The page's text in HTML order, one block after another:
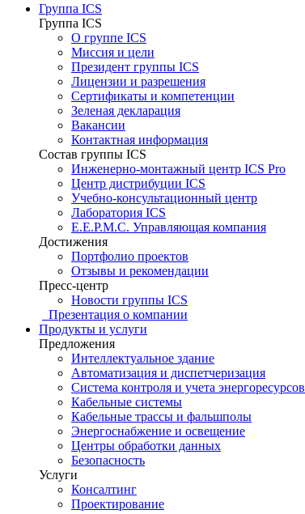
Группа ICS
Группа ICS
О группе ICS
Миссия и цели
Президент группы ICS
Лицензии и разрешения
Сертификаты и компетенции
Зеленая декларация
Вакансии
Контактная информация
Состав группы ICS
Инженерно-монтажный центр ICS Pro
Центр дистрибуции ICS
Учебно-консультационный центр
Лаборатория ICS
E.E.P.M.C. Управляющая компания
Достижения
Портфолио проектов
Отзывы и рекомендации
Пресс-центр
Новости группы ICS
Презентация о компании
Продукты и услуги
Предложения
Интеллектуальное здание
Автоматизация и диспетчеризация
Система контроля и учета энергоресурсов
Кабельные системы
Кабельные трассы и фальшполы
Энергоснабжение и освещение
Центры обработки данных
Безопасность
Услуги
Консалтинг
Проектирование